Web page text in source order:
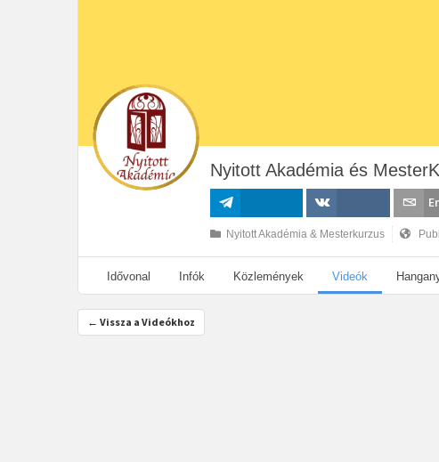
Nyitott Akadémia és
Megosztás
Megosztás VK-
Nyitott Akadémia & Mesterkurzus
Idővonal Infók Közlemények Videók
← Vissza a Videókhoz